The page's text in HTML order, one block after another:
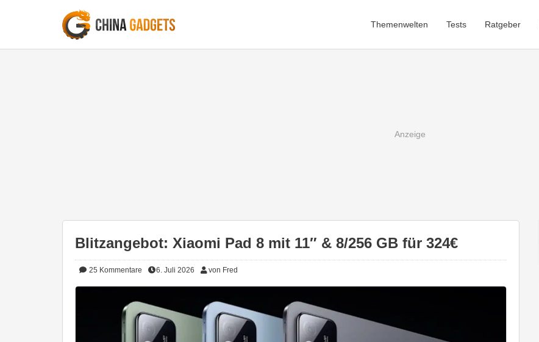
Themenwelten Tests Ratgeber
Blitzangebot: Xiaomi Pad 8 mit 11″ & 8/256 GB für 324€
25 Kommentare 6. Juli 2026 von Fred